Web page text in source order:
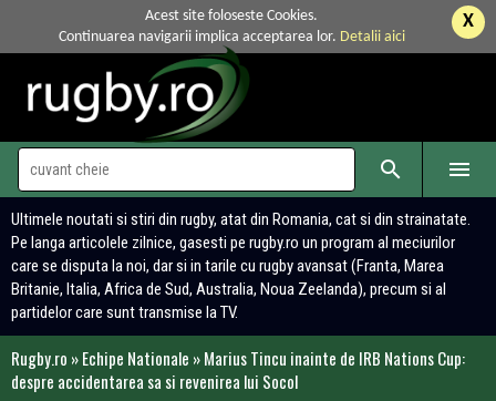
X
Acest site foloseste Cookies.
Continuarea navigarii implica acceptarea lor. Detalii aici
 
Ultimele noutati si stiri din rugby, atat din Romania, cat si din strainatate.
Pe langa articolele zilnice, gasesti pe rugby.ro un program al meciurilor
care se disputa la noi, dar si in tarile cu rugby avansat (Franta, Marea
Britanie, Italia, Africa de Sud, Australia, Noua Zeelanda), precum si al
partidelor care sunt transmise la TV.
Rugby.ro »Echipe Nationale »Marius Tincu inainte de IRB Nations Cup:
despre accidentarea sa si revenirea lui Socol